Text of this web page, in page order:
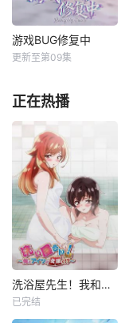
游戏BUG修复中
更新至第09集
正在热播
洗浴屋先生！我和那家伙在女浴池！？
已完结